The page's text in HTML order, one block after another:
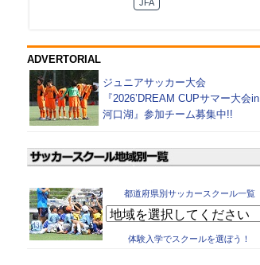
JFA
ADVERTORIAL
ジュニアサッカー大会
『2026’DREAM CUPサマー大会in
河口湖』参加チーム募集中!!
都道府県別サッカースクール一覧
体験入学でスクールを選ぼう！